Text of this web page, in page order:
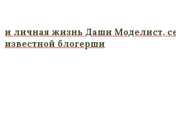
и личная жизнь Даши Моделист,
известной блогерши